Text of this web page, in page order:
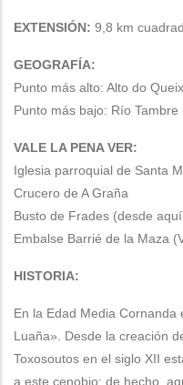
EXTENSIÓN: 9,8 km
GEOGRAFÍA:
Punto más alto: Alto do
Punto más bajo: Río Tambre
VALE LA PENA VER:
Iglesia parroquial de Santa
Crucero de A Graña
Busto de Frades (desde
Embalse Barrié de la Maza
HISTORIA:
En la Edad Media
Luaña». Desde la creación
Toxosoutos en el siglo XII
a este cenobio; de hecho,